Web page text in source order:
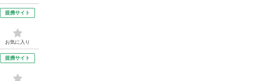
提携サイト
お気に入り
提携サイト